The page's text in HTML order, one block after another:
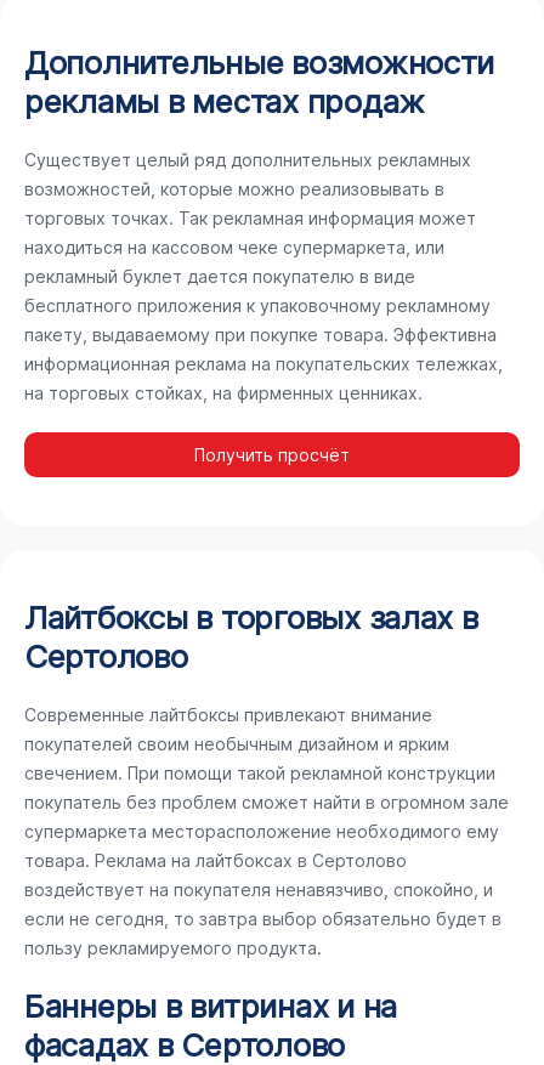
Дополнительные возможности
рекламы в местах продаж
Существует целый ряд дополнительных рекламных
возможностей, которые можно реализовывать в
торговых точках. Так рекламная информация может
находиться на кассовом чеке супермаркета, или
рекламный буклет дается покупателю в виде
бесплатного приложения к упаковочному рекламному
пакету, выдаваемому при покупке товара. Эффективна
информационная реклама на покупательских тележках,
на торговых стойках, на фирменных ценниках.
Получить просчёт
Лайтбоксы в торговых залах в
Сертолово
Современные лайтбоксы привлекают внимание
покупателей своим необычным дизайном и ярким
свечением. При помощи такой рекламной конструкции
покупатель без проблем сможет найти в огромном зале
супермаркета месторасположение необходимого ему
товара. Реклама на лайтбоксах в Сертолово
воздействует на покупателя ненавязчиво, спокойно, и
если не сегодня, то завтра выбор обязательно будет в
пользу рекламируемого продукта.
Баннеры в витринах и на
фасадах в Сертолово